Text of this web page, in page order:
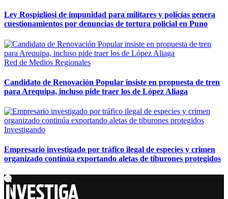
Ley Rospigliosi de impunidad para militares y policías genera
cuestionamientos por denuncias de tortura policial en Puno
Red de Medios Regionales
Candidato de Renovación Popular insiste en propuesta de tren
para Arequipa, incluso pide traer los de López Aliaga
Investigando
Empresario investigado por tráfico ilegal de especies y crimen
organizado continúa exportando aletas de tiburones protegidos